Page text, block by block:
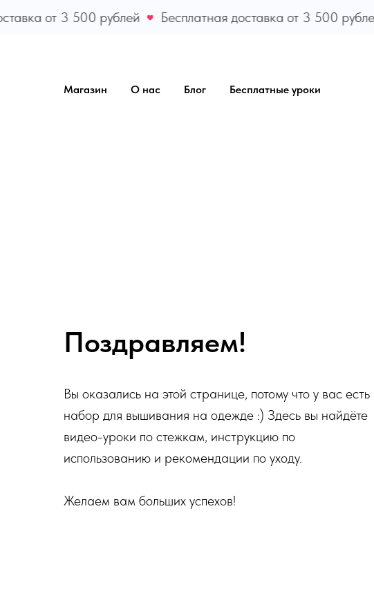
от 3 500 рублей Бесплатная доставка от 3 500 рублей
Магазин О нас Блог Бесплатные уроки
Поздравляем!
Вы оказались на этой странице, потому что у вас есть
набор для вышивания на одежде :) Здесь вы найдёте
видео-уроки по стежкам, инструкцию по
использованию и рекомендации по уходу.
Желаем вам больших успехов!